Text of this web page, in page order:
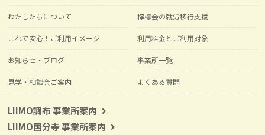
わたしたちについて 檸檬会の就労移行支援
これで安心！ご利用イメージ 利用料金とご利用対象
お知らせ・ブログ 事業所一覧
見学・相談会ご案内 よくある質問
LIIMO調布 事業所案内
LIIMO国分寺 事業所案内